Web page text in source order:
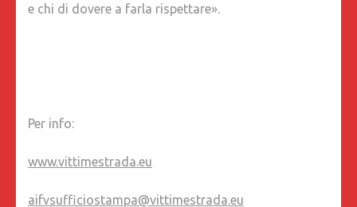
e chi di dovere a farla rispettare».
Per info:
www.vittimestrada.eu
aifvsufficiostampa@vittimestrada.eu